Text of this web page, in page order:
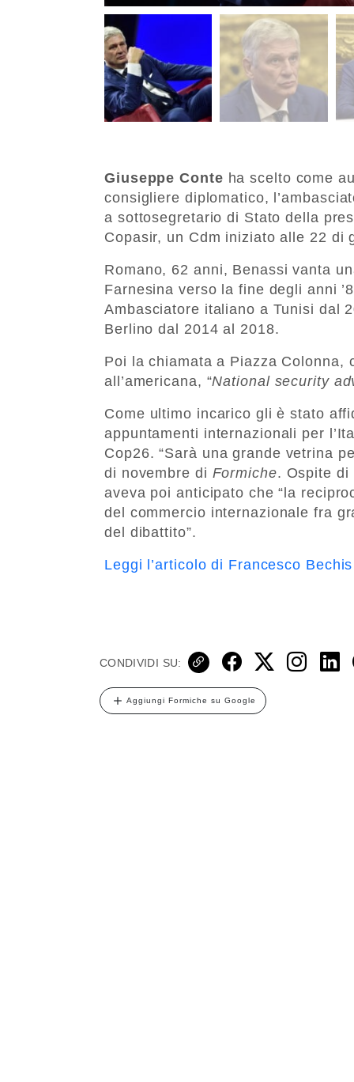
Giuseppe Conte ha scelto come
consigliere diplomatico,
a sottosegretario di Stato della
Copasir, un Cdm iniziato alle 22 di
Romano, 62 anni, Benassi vanta
Farnesina verso la fine degli anni
Ambasciatore italiano a Tunisi dal
Berlino dal 2014 al 2018.
Poi la chiamata a Piazza Colonna,
all’americana, “National security
Come ultimo incarico gli è stato
appuntamenti internazionali per
Cop26. “Sarà una grande vetrina
di novembre di Formiche. Ospite
aveva poi anticipato che “la
del commercio internazionale fra
del dibattito”.
Leggi l’articolo di Francesco Bechis
CONDIVIDI SU:
Aggiungi Formiche su Google